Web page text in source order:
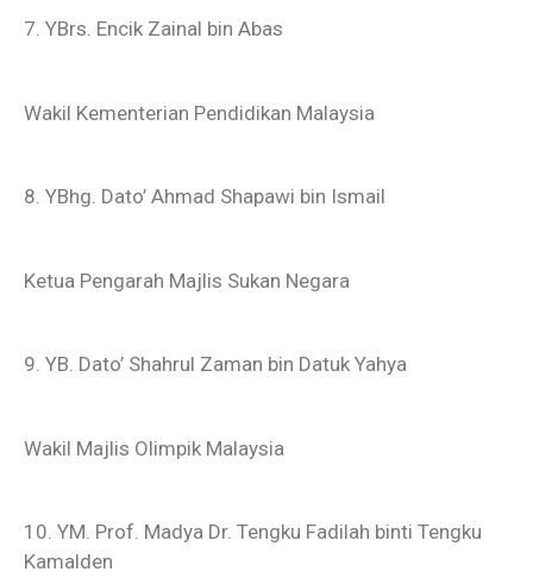
7. YBrs. Encik Zainal bin Abas
Wakil Kementerian Pendidikan Malaysia
8. YBhg. Dato’ Ahmad Shapawi bin Ismail
Ketua Pengarah Majlis Sukan Negara
9. YB. Dato’ Shahrul Zaman bin Datuk Yahya
Wakil Majlis Olimpik Malaysia
10. YM. Prof. Madya Dr. Tengku Fadilah binti Tengku
Kamalden